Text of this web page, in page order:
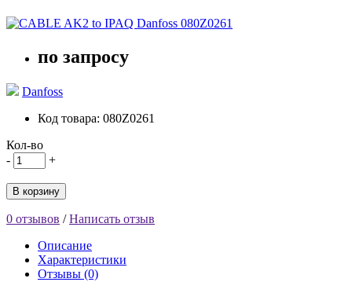
по запросу
Danfoss
Код товара: 080Z0261
Кол-во
-
+
В корзину
0 отзывов /Написать отзыв
Описание
Характеристики
Отзывы (0)